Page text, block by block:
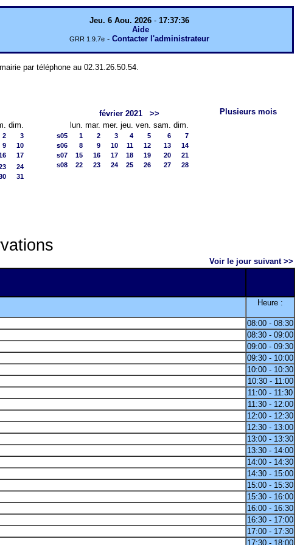
Jeu. 6 Aou. 2026- 17:37:36
Aide
GRR 1.9.7e- Contacter l'administrateur
par téléphone au 02.31.26.50.54.
dim.
2
3
9
10
17
24
31
février 2021
>>
lun. mar. mer. jeu. ven. sam. dim.
s05 1 2 3 4 5 6
7
s06
8 9 10 11 12 13
14
s07
15 16 17 18 19 20
21
s08
22 23 24 25 26 27 28
Plusieurs mois
Voir le jour suivant >>
Heure :
08:00 - 08:30
08:30 - 09:00
09:00 - 09:30
09:30 - 10:00
10:00 - 10:30
10:30 - 11:00
11:00 - 11:30
11:30 - 12:00
12:00 - 12:30
12:30 - 13:00
13:00 - 13:30
13:30 - 14:00
14:00 - 14:30
14:30 - 15:00
15:00 - 15:30
15:30 - 16:00
16:00 - 16:30
16:30 - 17:00
17:00 - 17:30
17:30 - 18:00